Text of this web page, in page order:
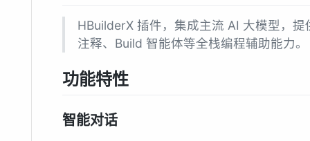
HBuilderX 插件，集成主流 AI 大模型，
注释、Build 智能体等全栈编程辅助能力。
功能特性
智能对话